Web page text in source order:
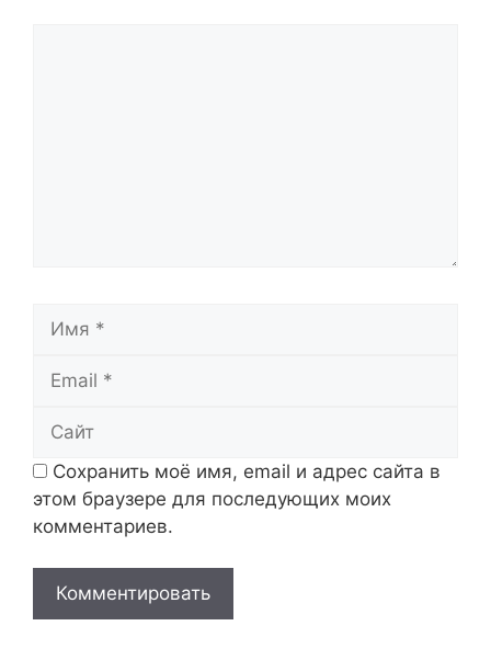
Сохранить моё имя, email и адрес сайта в
этом браузере для последующих моих
комментариев.